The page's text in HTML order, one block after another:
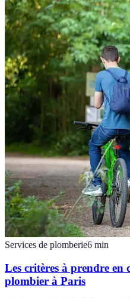
Services de plomberie6 min
Les critères à prendre
plombier à Paris